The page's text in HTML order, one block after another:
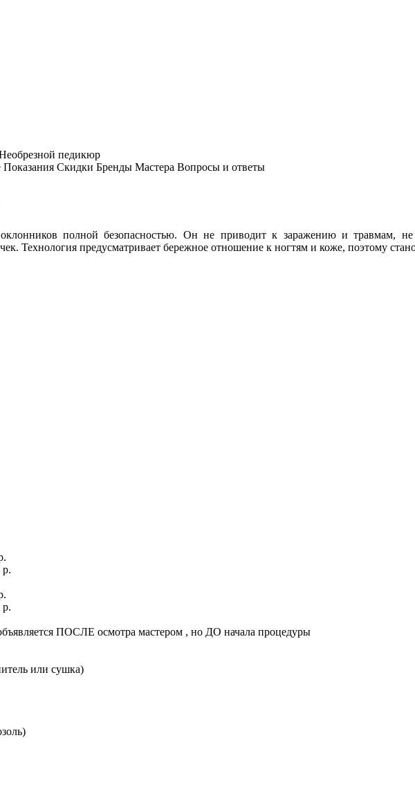
педикюр
Показания Скидки Бренды Мастера Вопросы и ответы
полной безопасностью. Он не приводит к заражению и травмам, не
Технология предусматривает бережное отношение к ногтям и коже, поэтому
р.
р.
ПОСЛЕ осмотра мастером , но ДО начала процедуры
или сушка)